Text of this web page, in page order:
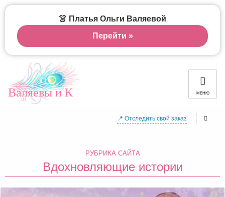
Валяевы и К МЕНЮ
📍 Отследить свой заказ
РУБРИКА САЙТА
Вдохновляющие истории
👗 Платья Ольги Валяевой
Перейти »